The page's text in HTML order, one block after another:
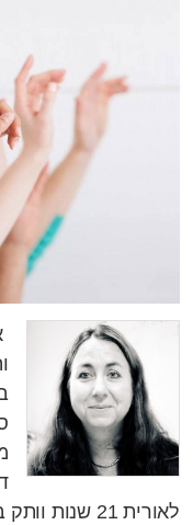
לאורית 21 שנות וותק בהוראה.